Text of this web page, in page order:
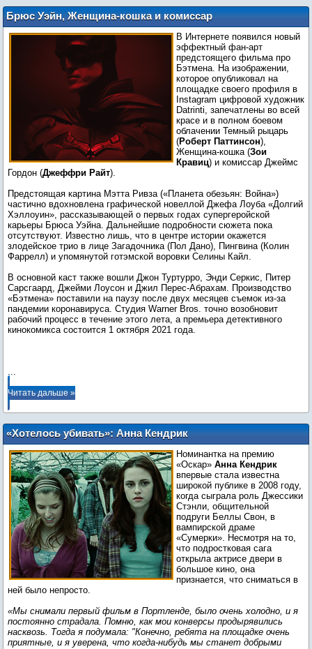
Брюс Уэйн, Женщина-кошка и комиссар
Гордон на новом фан-арте к «Бэтмену»
В Интернете появился новый
эффектный фан-арт
предстоящего фильма про
Бэтмена. На изображении,
которое опубликовал на
площадке своего профиля в
Instagram цифровой художник
Datrinti, запечатлены во всей
красе и в полном боевом
облачении Темный рыцарь
(Роберт Паттинсон),
Женщина-кошка (Зои
Кравиц) и комиссар Джеймс
Гордон (Джеффри Райт).
Предстоящая картина Мэтта Ривза («Планета обезьян: Война»)
частично вдохновлена графической новеллой Джефа Лоуба «Долгий
Хэллоуин», рассказывающей о первых годах супергеройской
карьеры Брюса Уэйна. Дальнейшие подробности сюжета пока
отсутствуют. Известно лишь, что в центре истории окажется
злодейское трио в лице Загадочника (Пол Дано), Пингвина (Колин
Фаррелл) и упомянутой готэмской воровки Селины Кайл.
В основной каст также вошли Джон Туртурро, Энди Серкис, Питер
Сарсгаард, Джейми Лоусон и Джил Перес-Абрахам. Производство
«Бэтмена» поставили на паузу после двух месяцев съемок из-за
пандемии коронавируса. Студия Warner Bros. точно возобновит
рабочий процесс в течение этого лета, а премьера детективного
кинокомикса состоится 1 октября 2021 года.
...
Читать дальше »
«Хотелось убивать»: Анна Кендрик
призналась, за что ненавидела съемки
в «Сумерках»
Номинантка на премию
«Оскар» Анна Кендрик
впервые стала известна
широкой публике в 2008 году,
когда сыграла роль Джессики
Стэнли, общительной
подруги Беллы Свон, в
вампирской драме
«Сумерки». Несмотря на то,
что подростковая сага
открыла актрисе двери в
большое кино, она
признается, что сниматься в
ней было непросто.
«Мы снимали первый фильм в Портленде, было очень холодно, и я
постоянно страдала. Помню, как мои конверсы продырявились
насквозь. Тогда я подумала: "Конечно, ребята на площадке очень
приятные, и я уверена, что когда-нибудь мы станет добрыми